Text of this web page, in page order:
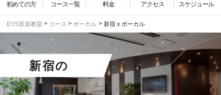
初めての方 コース一覧 料金 アクセス スケジュール
EYS音楽教室 コース ボーカル 新宿 x ボーカル
新宿の